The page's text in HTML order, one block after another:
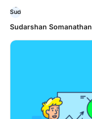
Sudarshan Somanathan